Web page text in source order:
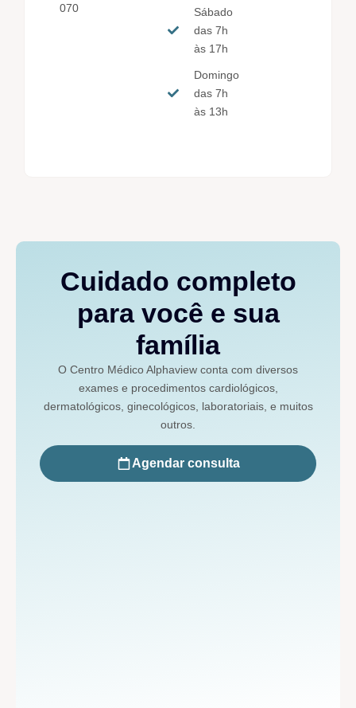
070
Sábado
das 7h
às 17h
Domingo
das 7h
às 13h
Cuidado completo
para você e sua
família
O Centro Médico Alphaview conta com diversos
exames e procedimentos cardiológicos,
dermatológicos, ginecológicos, laboratoriais, e muitos
outros.
Agendar consulta